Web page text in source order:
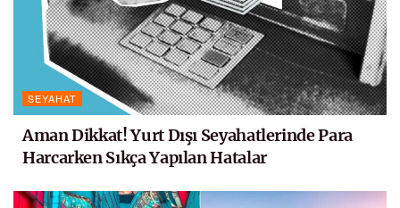
SEYAHAT
Aman Dikkat! Yurt Dışı Seyahatlerinde Para
Harcarken Sıkça Yapılan Hatalar